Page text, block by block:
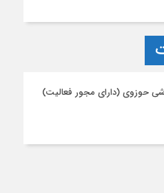
حوزوی (دارای مجور فعالیت)